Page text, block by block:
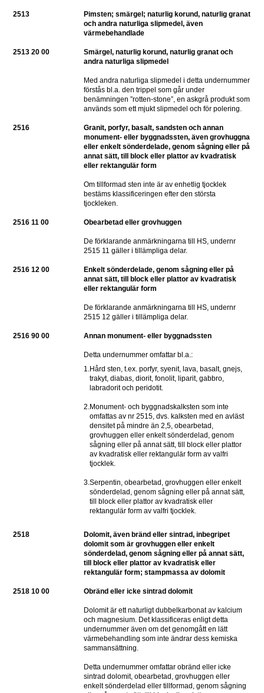
2513
Pimsten; smärgel; naturlig korund, naturlig granat
och andra naturliga slipmedel, även
värmebehandlade
2513 20 00
Smärgel, naturlig korund, naturlig granat och
andra naturliga slipmedel
Med andra naturliga slipmedel i detta undernummer
förstås bl.a. den trippel som går under
benämningen ”rotten-stone”, en askgrå produkt som
används som ett mjukt slipmedel och för polering.
2516
Granit, porfyr, basalt, sandsten och annan
monument- eller byggnadssten, även grovhuggna
eller enkelt sönderdelade, genom sågning eller på
annat sätt, till block eller plattor av kvadratisk
eller rektangulär form
Om tillformad sten inte är av enhetlig tjocklek
bestäms klassificeringen efter den största
tjockleken.
2516 11 00 Obearbetad eller grovhuggen
De förklarande anmärkningarna till HS, undernr
2515 11 gäller i tillämpliga delar.
2516 12 00
Enkelt sönderdelade, genom sågning eller på
annat sätt, till block eller plattor av kvadratisk
eller rektangulär form
De förklarande anmärkningarna till HS, undernr
2515 12 gäller i tillämpliga delar.
2516 90 00 Annan monument- eller byggnadssten
Detta undernummer omfattar bl.a.:
1.Hård sten, t.ex. porfyr, syenit, lava, basalt, gnejs,
trakyt, diabas, diorit, fonolit, liparit, gabbro,
labradorit och peridotit.
2.Monument- och byggnadskalksten som inte
omfattas av nr 2515, dvs. kalksten med en avläst
densitet på mindre än 2,5, obearbetad,
grovhuggen eller enkelt sönderdelad, genom
sågning eller på annat sätt, till block eller plattor
av kvadratisk eller rektangulär form av valfri
tjocklek.
3.Serpentin, obearbetad, grovhuggen eller enkelt
sönderdelad, genom sågning eller på annat sätt,
till block eller plattor av kvadratisk eller
rektangulär form av valfri tjocklek.
2518
Dolomit, även bränd eller sintrad, inbegripet
dolomit som är grovhuggen eller enkelt
sönderdelad, genom sågning eller på annat sätt,
till block eller plattor av kvadratisk eller
rektangulär form; stampmassa av dolomit
2518 10 00 Obränd eller icke sintrad dolomit
Dolomit är ett naturligt dubbelkarbonat av kalcium
och magnesium. Det klassificeras enligt detta
undernummer även om det genomgått en lätt
värmebehandling som inte ändrar dess kemiska
sammansättning.
Detta undernummer omfattar obränd eller icke
sintrad dolomit, obearbetad, grovhuggen eller
enkelt sönderdelad eller tillformad, genom sågning